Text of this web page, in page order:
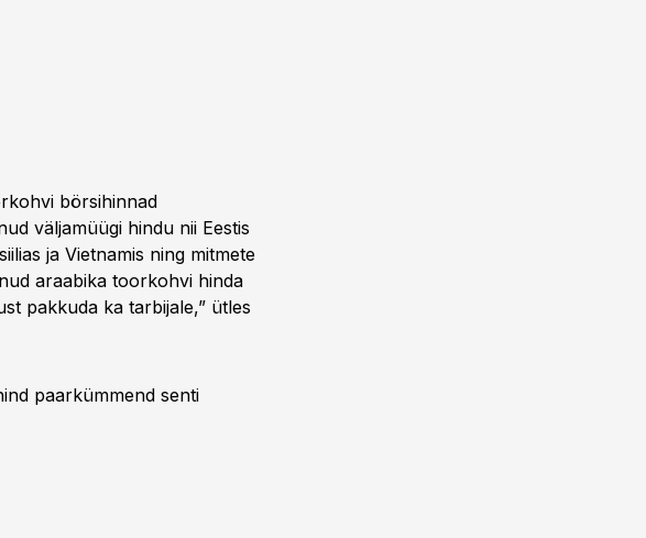
börsihinnad
väljamüügi hindu nii Eestis
ja Vietnamis ning mitmete
araabika toorkohvi hinda
pakkuda ka tarbijale,” ütles
paarkümmend senti